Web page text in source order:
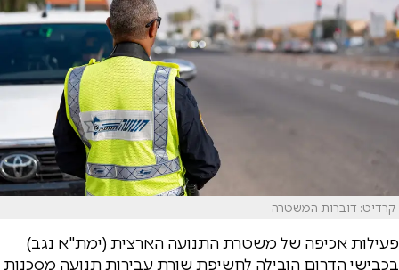
קרדיט: דוברות המשטרה
פעילות אכיפה של משטרת התנועה הארצית (ימת"א נגב)
בכבישי הדרום הובילה לחשיפת שורת עבירות תנועה מסכנות